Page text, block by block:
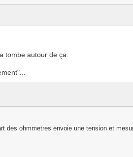
tombe autour de ça.
des ohmmetres envoie une tension et